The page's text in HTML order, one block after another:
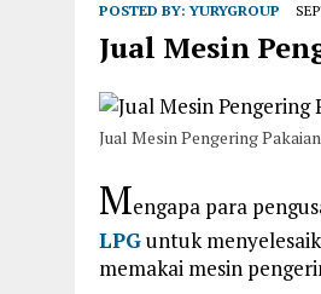
POSTED BY:YURYGROUP
Jual Mesin
Jual Mesin Pengering
Mengapa para
LPGuntuk
memakai mesin